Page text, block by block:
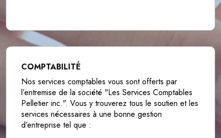
COMPTABILITÉ
Nos services comptables vous sont offerts par
l’entremise de la société "Les Services Comptables
Pelletier inc.". Vous y trouverez tous le soutien et les
services nécessaires à une bonne gestion
d’entreprise tel que :